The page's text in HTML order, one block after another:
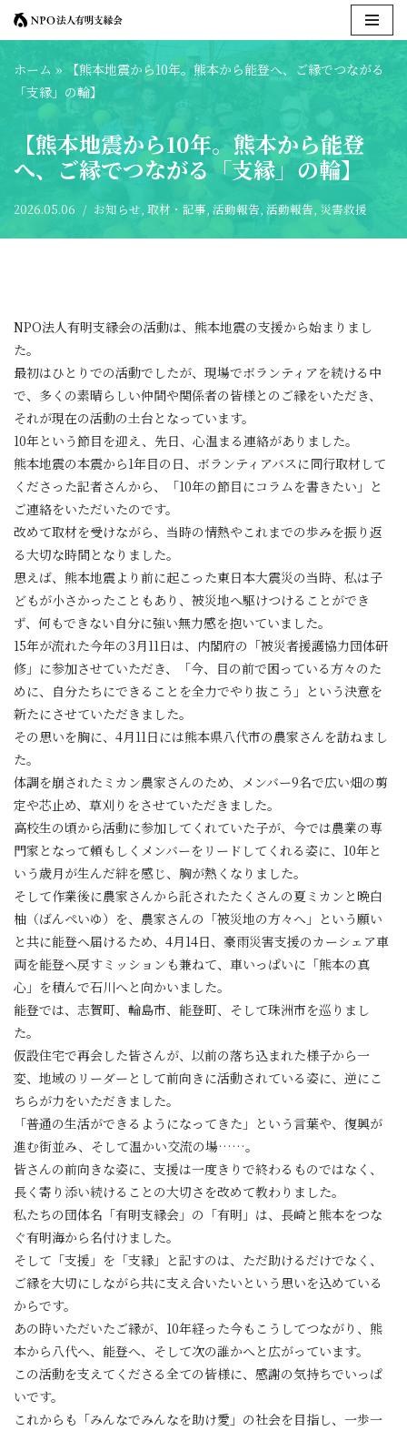
ン
テ
へ
キ
ホーム »
【熊本地震から10年。熊本から能登へ、ご縁でつながる
「支縁」の輪】
【熊本地震から10年。熊本から能登
へ、ご縁でつながる「支縁」の輪】
2026.05.06 お知らせ 取材・記事 活動報告 活動報告 災害救援
NPO法人有明支縁会の活動は、熊本地震の支援から始まりまし
た。
最初はひとりでの活動でしたが、現場でボランティアを続ける中
で、多くの素晴らしい仲間や関係者の皆様とのご縁をいただき、
それが現在の活動の土台となっています。
10年という節目を迎え、先日、心温まる連絡がありました。
熊本地震の本震から1年目の日、ボランティアバスに同行取材して
くださった記者さんから、「10年の節目にコラムを書きたい」と
ご連絡をいただいたのです。
改めて取材を受けながら、当時の情熱やこれまでの歩みを振り返
る大切な時間となりました。
思えば、熊本地震より前に起こった東日本大震災の当時、私は子
どもが小さかったこともあり、被災地へ駆けつけることができ
ず、何もできない自分に強い無力感を抱いていました。
15年が流れた今年の3月11日は、内閣府の「被災者援護協力団体研
修」に参加させていただき、「今、目の前で困っている方々のた
めに、自分たちにできることを全力でやり抜こう」という決意を
新たにさせていただきました。
その思いを胸に、4月11日には熊本県八代市の農家さんを訪ねまし
た。
体調を崩されたミカン農家さんのため、メンバー9名で広い畑の剪
定や芯止め、草刈りをさせていただきました。
高校生の頃から活動に参加してくれていた子が、今では農業の専
門家となって頼もしくメンバーをリードしてくれる姿に、10年と
いう歳月が生んだ絆を感じ、胸が熱くなりました。
そして作業後に農家さんから託されたたくさんの夏ミカンと晩白
柚（ばんぺいゆ）を、農家さんの「被災地の方々へ」という願い
と共に能登へ届けるため、4月14日、豪雨災害支援のカーシェア車
両を能登へ戻すミッションも兼ねて、車いっぱいに「熊本の真
心」を積んで石川へと向かいました。
能登では、志賀町、輪島市、能登町、そして珠洲市を巡りまし
た。
仮設住宅で再会した皆さんが、以前の落ち込まれた様子から一
変、地域のリーダーとして前向きに活動されている姿に、逆にこ
ちらが力をいただきました。
「普通の生活ができるようになってきた」という言葉や、復興が
進む街並み、そして温かい交流の場……。
皆さんの前向きな姿に、支援は一度きりで終わるものではなく、
長く寄り添い続けることの大切さを改めて教わりました。
私たちの団体名「有明支縁会」の「有明」は、長崎と熊本をつな
ぐ有明海から名付けました。
そして「支援」を「支縁」と記すのは、ただ助けるだけでなく、
ご縁を大切にしながら共に支え合いたいという思いを込めている
からです。
あの時いただいたご縁が、10年経った今もこうしてつながり、熊
本から八代へ、能登へ、そして次の誰かへと広がっています。
この活動を支えてくださる全ての皆様に、感謝の気持ちでいっぱ
いです。
これからも「みんなでみんなを助け愛」の社会を目指し、一歩一